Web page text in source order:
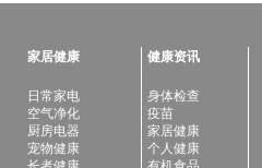
家居健康
日常家电
空气净化
厨房电器
宠物健康
长者健康
健康资讯
身体检查
疫苗
家居健康
个人健康
有机食品